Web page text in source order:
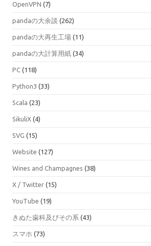
OpenVPN (7)
pandaの大余談 (262)
pandaの大再生工場 (11)
pandaの大計算用紙 (34)
PC (118)
Python3 (33)
Scala (23)
SikuliX (4)
SVG (15)
Website (127)
Wines and Champagnes (38)
X / Twitter (15)
YouTube (19)
きぬた歯科及びその系 (43)
スマホ (73)